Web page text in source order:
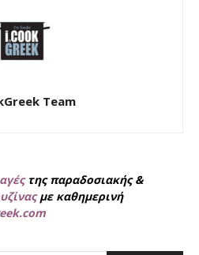
Team
της παραδοσιακής &
με καθημερινή